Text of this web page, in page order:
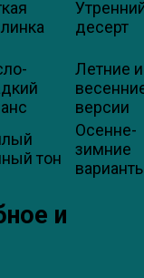
десерт
Летние и
версии
тон
Осенне-
зимние
и